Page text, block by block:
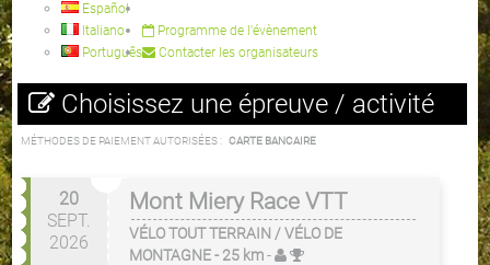
Español
Italiano
Português
Programme de l'évènement
Contacter les organisateurs
Choisissez une épreuve / activité
MÉTHODES DE PAIEMENT AUTORISÉES : CARTE BANCAIRE
20
SEPT.
2026
Mont Miery Race VTT
VÉLO TOUT TERRAIN / VÉLO DE
MONTAGNE- 25 km-